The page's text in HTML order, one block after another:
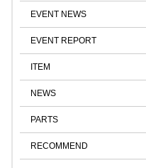
EVENT NEWS
EVENT REPORT
ITEM
NEWS
PARTS
RECOMMEND